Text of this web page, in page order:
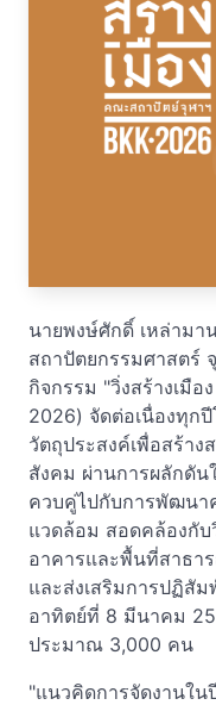
นายพงษ์ศักดิ์ เหล่าม
สถาปัตยกรรมศาสตร์
กิจกรรม "วิ่งสร้างเมื
2026) จัดต่อเนื่องทุก
วัตถุประสงค์เพื่อสร้า
สังคม ผ่านการผลักดัน
ควบคู่ไปกับการพัฒนา
แวดล้อม สอดคล้องกั
อาคารและพื้นที่สาธา
และส่งเสริมการปฏิสั
อาทิตย์ที่ 8 มีนาคม
ประมาณ 3,000 คน
"แนวคิดการจัดงานใ